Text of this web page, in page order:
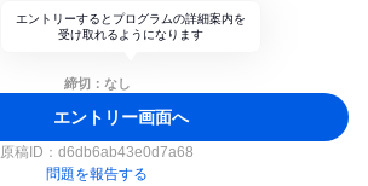
エントリーするとプログラムの詳細案内を
受け取れるようになります
締切：なし
エントリー画面へ
原稿ID： d6db6ab43e0d7a68
問題を報告する